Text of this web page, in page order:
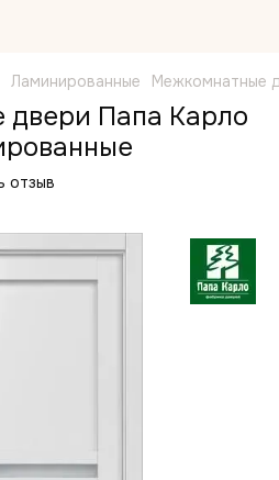
Ламинированные Межкомнатные
Папа Карло
отзыв